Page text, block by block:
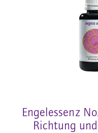
Engelessenz
Richtung